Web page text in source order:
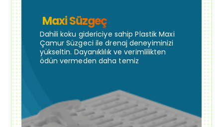
Maxi Süzgeç
Dahili koku gidericiye sahip Plastik Maxi
Çamur Süzgeci ile drenaj deneyiminizi
yükseltin. Dayanıklılık ve verimlilikten
ödün vermeden daha temiz